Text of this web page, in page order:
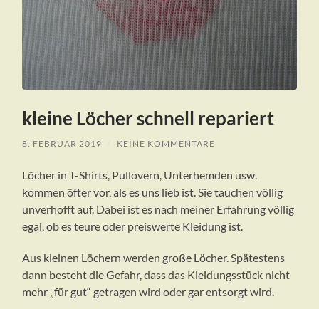
kleine Löcher schnell repariert
8. FEBRUAR 2019 KEINE KOMMENTARE
Löcher in T-Shirts, Pullovern, Unterhemden usw.
kommen öfter vor, als es uns lieb ist. Sie tauchen völlig
unverhofft auf. Dabei ist es nach meiner Erfahrung völlig
egal, ob es teure oder preiswerte Kleidung ist.
Aus kleinen Löchern werden große Löcher. Spätestens
dann besteht die Gefahr, dass das Kleidungsstück nicht
mehr „für gut“ getragen wird oder gar entsorgt wird.